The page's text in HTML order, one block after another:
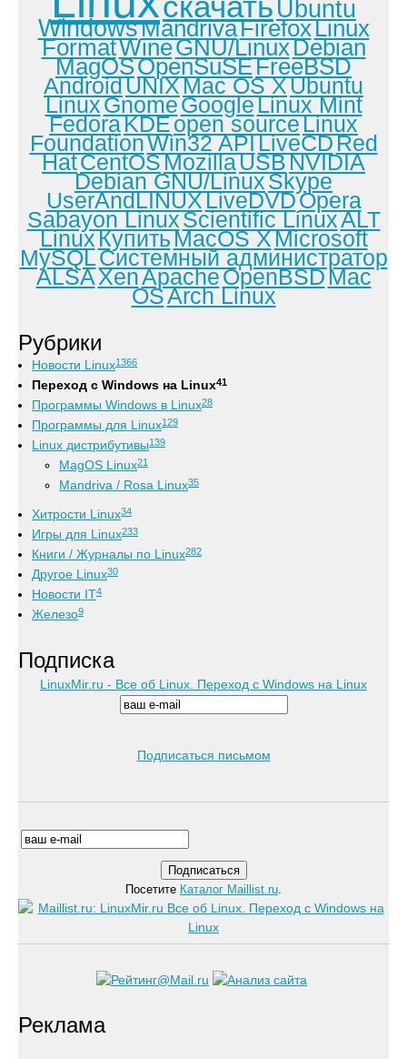
Ubuntu
WindowsMandrivaFirefoxLinux
FormatWineGNU/LinuxDebian
MagOSOpenSuSEFreeBSD
AndroidUNIXMac OS XUbuntu
LinuxGnomeGoogleLinux Mint
FedoraKDEopen sourceLinux
FoundationWin32 APILiveCDRed
HatCentOSMozillaUSBNVIDIA
Debian GNU/LinuxSkype
UserAndLINUXLiveDVDOpera
Sabayon LinuxScientific LinuxALT
LinuxКупитьMacOS XMicrosoft
MySQLСистемный администратор
ALSAXenApacheOpenBSDMac
OSArch Linux
Рубрики
Новости Linux1366
Переход с Windows на Linux41
Программы Windows в Linux28
Программы для Linux129
Linux дистрибутивы139
MagOS Linux21
Mandriva / Rosa Linux35
Хитрости Linux34
Игры для Linux233
Книги / Журналы по Linux282
Другое Linux30
Новости IT4
Железо9
Подписка
LinuxMir.ru - Все об Linux. Переход с Windows на Linux
Подписаться письмом
Посетите Каталог Maillist.ru.
Реклама